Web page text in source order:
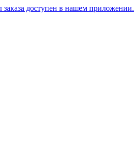
доступен в нашем приложении.